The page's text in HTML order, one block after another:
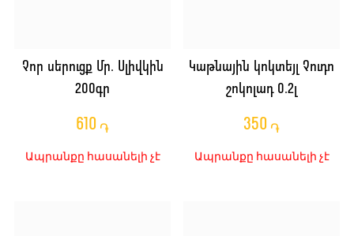
Չոր սերուցք Մր. Սլիվկին
200գր
610 ֏
Ապրանքը հասանելի չէ
Կաթնային կոկտեյլ Չուդո
շոկոլադ 0.2լ
350 ֏
Ապրանքը հասանելի չէ